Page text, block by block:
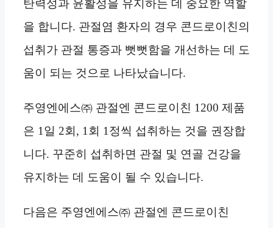
탄력성과 윤활성을 유지하는 데 중요한 역할
을 합니다. 관절염 환자의 경우 콘드로이친의
섭취가 관절 통증과 뻣뻣함을 개선하는 데 도
움이 되는 것으로 나타났습니다.
주영엔에스㈜ 관절엔 콘드로이친 1200 제품
은 1일 2회, 1회 1정씩 섭취하는 것을 권장합
니다. 꾸준히 섭취하면 관절 및 연골 건강을
유지하는 데 도움이 될 수 있습니다.
다음은 주영엔에스㈜ 관절엔 콘드로이친